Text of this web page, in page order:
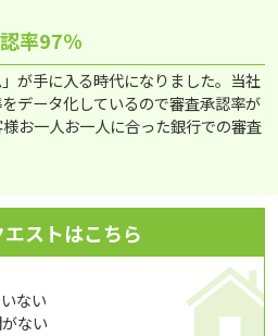
率97％
が手に入る時代になりました。当社
データ化しているので審査承認率が
お一人お一人に合った銀行での審査
ストはこちら
ない
ない